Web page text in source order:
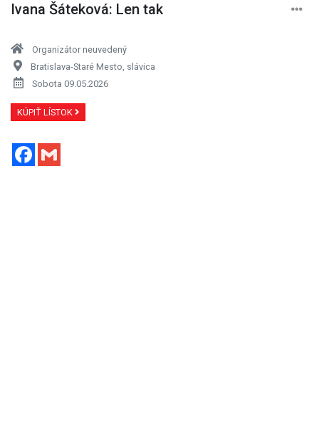
Ivana Šáteková: Len tak
Organizátor neuvedený
Bratislava-Staré Mesto, slávica
Sobota 09.05.2026
KÚPIŤ LÍSTOK
Facebook